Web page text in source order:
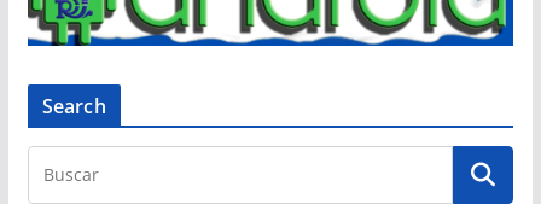
Search